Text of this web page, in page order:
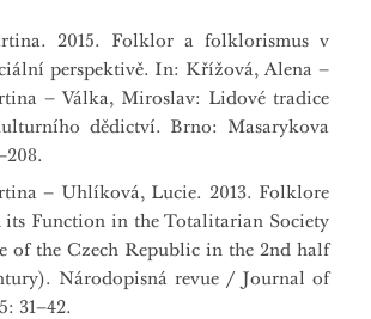
2015. Folklor a folklorismus v
perspektivě. In: Křížová, Alena –
– Válka, Miroslav: Lidové tradice
dědictví. Brno: Masarykova
– Uhlíková, Lucie. 2013. Folklore
its Function in the Totalitarian Society
of the Czech Republic in the 2nd half
Národopisná revue / Journal of
31–42.